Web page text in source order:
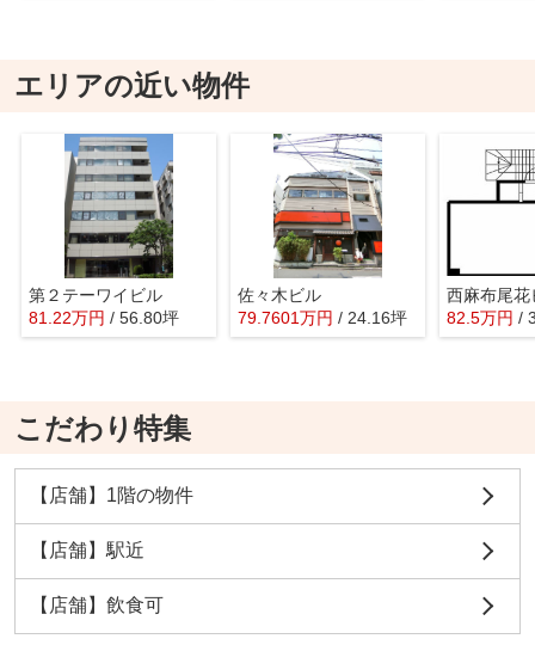
エリアの近い物件
第２テーワイビル
81.22万円 / 56.80坪
佐々木ビル
79.7601万円 / 24.16坪
西麻布尾花
82.5万円 /
こだわり特集
【店舗】1階の物件
【店舗】駅近
【店舗】飲食可